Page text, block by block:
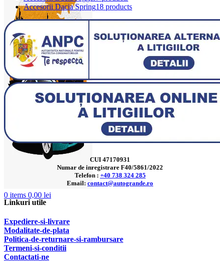
0 items 0,00 lei
Accesorii Dacia Spring18 products
CUI 47170931
Numar de inregistrare F40/5861/2022
Telefon : +40 738 324 285
Email: contact@autogrande.ro
Linkuri utile
Expediere-si-livrare
Modalitate-de-plata
Politica-de-returnare-si-rambursare
Termeni-si-conditii
Contactati-ne